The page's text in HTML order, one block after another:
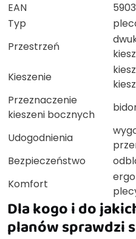
EAN
Typ
Przestrzeń
Kieszenie
Przeznaczenie
kieszeni bocznych
Udogodnienia
Bezpieczeństwo
Komfort
Dla kogo i do
planów sprawdzi